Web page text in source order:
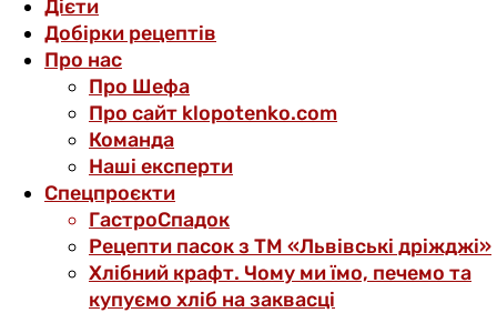
Дієти
Добірки рецептів
Про нас
Про Шефа
Про сайт klopotenko.com
Команда
Наші експерти
Спецпроєкти
ГастроСпадок
Рецепти пасок з ТМ «Львівські дріжджі»
Хлібний крафт. Чому ми їмо, печемо та
купуємо хліб на заквасці